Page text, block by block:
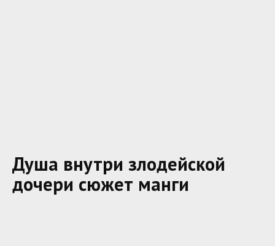
Душа внутри злодейской
дочери сюжет манги